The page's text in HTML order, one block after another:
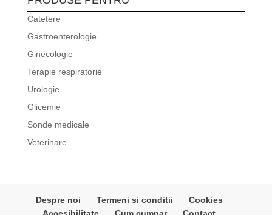
Catetere
Gastroenterologie
Ginecologie
Terapie respiratorie
Urologie
Glicemie
Sonde medicale
Veterinare
Despre noi Termeni si conditii
Cookies